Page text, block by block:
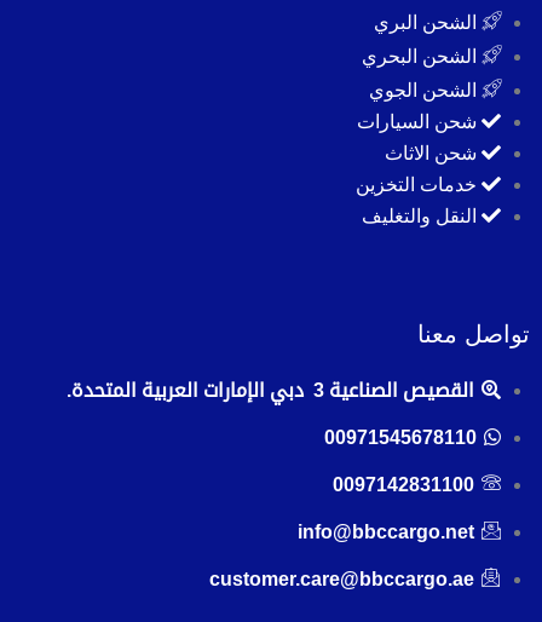
الشحن البري
الشحن البحري
الشحن الجوي
شحن السيارات
شحن الاثاث
خدمات التخزين
النقل والتغليف
تواصل معنا
القصيص الصناعية 3 دبي الإمارات العربية المتحدة.
00971545678110
0097142831100
info@bbccargo.net
customer.care@bbccargo.ae